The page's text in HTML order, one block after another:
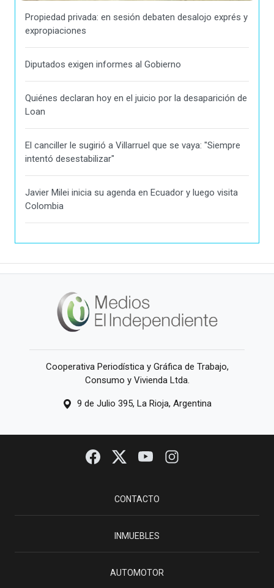
Propiedad privada: en sesión debaten desalojo exprés y
expropiaciones
Diputados exigen informes al Gobierno
Quiénes declaran hoy en el juicio por la desaparición de
Loan
El canciller le sugirió a Villarruel que se vaya: "Siempre
intentó desestabilizar"
Javier Milei inicia su agenda en Ecuador y luego visita
Colombia
Cooperativa Periodística y Gráfica de Trabajo,
Consumo y Vivienda Ltda.
9 de Julio 395, La Rioja, Argentina
CONTACTO
INMUEBLES
AUTOMOTOR